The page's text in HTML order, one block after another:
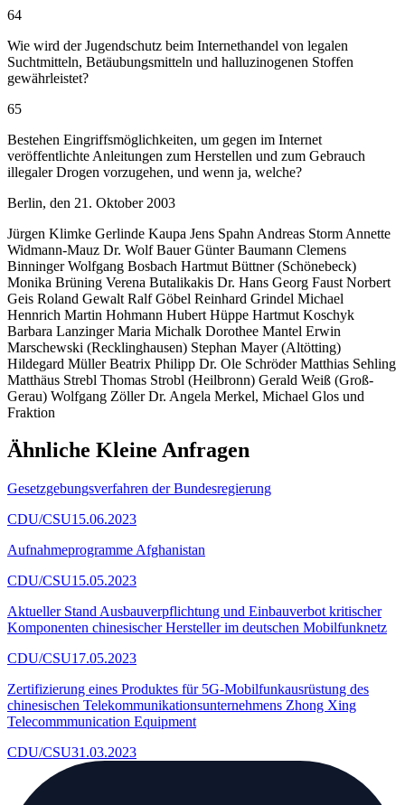
64
Wie wird der Jugendschutz beim Internethandel von legalen
Suchtmitteln, Betäubungsmitteln und halluzinogenen Stoffen
gewährleistet?
65
Bestehen Eingriffsmöglichkeiten, um gegen im Internet
veröffentlichte Anleitungen zum Herstellen und zum Gebrauch
illegaler Drogen vorzugehen, und wenn ja, welche?
Berlin, den 21. Oktober 2003
Jürgen Klimke Gerlinde Kaupa Jens Spahn Andreas Storm Annette
Widmann-Mauz Dr. Wolf Bauer Günter Baumann Clemens
Binninger Wolfgang Bosbach Hartmut Büttner (Schönebeck)
Monika Brüning Verena Butalikakis Dr. Hans Georg Faust Norbert
Geis Roland Gewalt Ralf Göbel Reinhard Grindel Michael
Hennrich Martin Hohmann Hubert Hüppe Hartmut Koschyk
Barbara Lanzinger Maria Michalk Dorothee Mantel Erwin
Marschewski (Recklinghausen) Stephan Mayer (Altötting)
Hildegard Müller Beatrix Philipp Dr. Ole Schröder Matthias Sehling
Matthäus Strebl Thomas Strobl (Heilbronn) Gerald Weiß (Groß-
Gerau) Wolfgang Zöller Dr. Angela Merkel, Michael Glos und
Fraktion
Ähnliche Kleine Anfragen
Gesetzgebungsverfahren der Bundesregierung
CDU/CSU15.06.2023
Aufnahmeprogramme Afghanistan
CDU/CSU15.05.2023
Aktueller Stand Ausbauverpflichtung und Einbauverbot kritischer
Komponenten chinesischer Hersteller im deutschen Mobilfunknetz
CDU/CSU17.05.2023
Zertifizierung eines Produktes für 5G-Mobilfunkausrüstung des
chinesischen Telekommunikationsunternehmens Zhong Xing
Telecommmunication Equipment
CDU/CSU31.03.2023